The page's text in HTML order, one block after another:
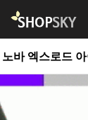
로드 아이나비 현대